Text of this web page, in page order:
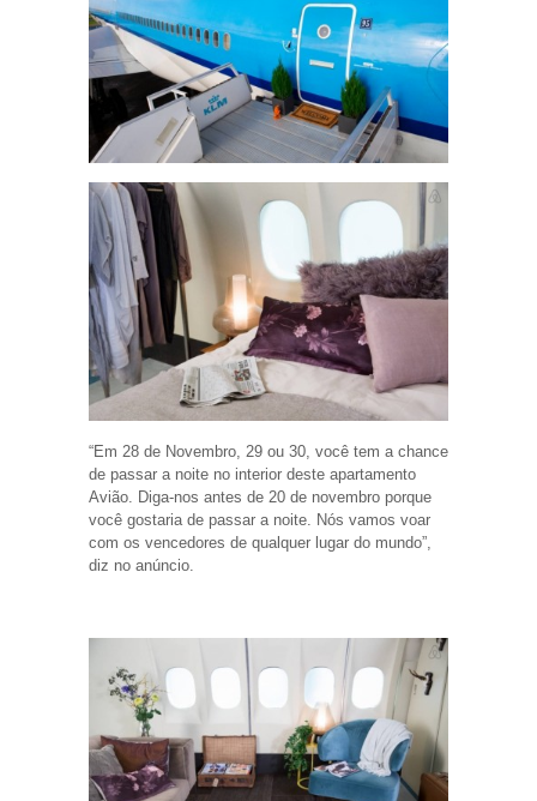
“Em 28 de Novembro, 29 ou 30, você tem a chance
de passar a noite no interior deste apartamento
Avião. Diga-nos antes de 20 de novembro porque
você gostaria de passar a noite. Nós vamos voar
com os vencedores de qualquer lugar do mundo”,
diz no anúncio.